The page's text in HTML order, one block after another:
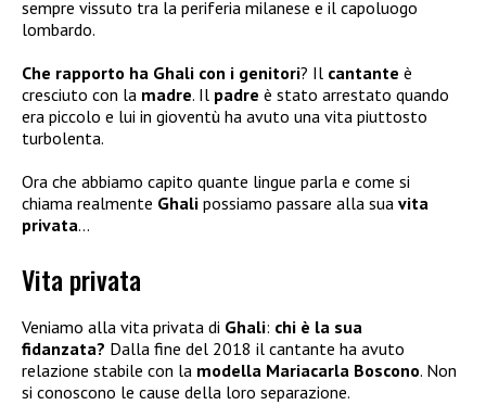
sempre vissuto tra la periferia milanese e il capoluogo
lombardo.
Che rapporto ha Ghali con i genitori? Il cantante è
cresciuto con la madre. Il padre è stato arrestato quando
era piccolo e lui in gioventù ha avuto una vita piuttosto
turbolenta.
Ora che abbiamo capito quante lingue parla e come si
chiama realmente Ghali possiamo passare alla sua vita
privata…
Vita privata
Veniamo alla vita privata di Ghali: chi è la sua
fidanzata? Dalla fine del 2018 il cantante ha avuto
relazione stabile con la modella Mariacarla Boscono. Non
si conoscono le cause della loro separazione.